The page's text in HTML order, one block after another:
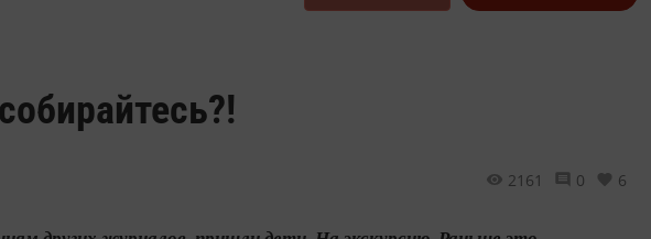
2161 0 6